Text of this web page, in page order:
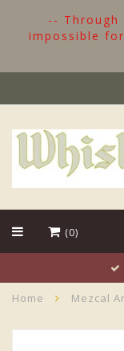
-- Through
impossible
(0)
Home Mezcal